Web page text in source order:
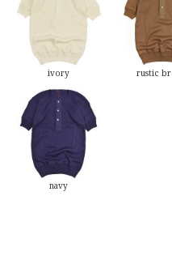
ivory rustic
navy